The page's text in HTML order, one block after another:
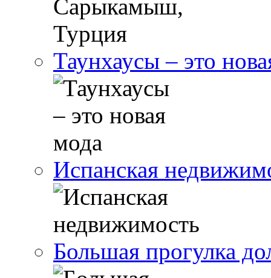
Таунхаусы – это
Испанская
Большая прогулка